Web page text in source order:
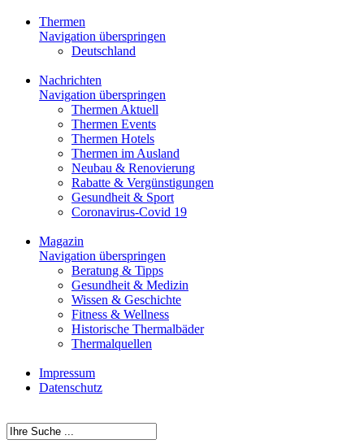
Thermen
Navigation überspringen
Deutschland
Nachrichten
Navigation überspringen
Thermen Aktuell
Thermen Events
Thermen Hotels
Thermen im Ausland
Neubau & Renovierung
Rabatte & Vergünstigungen
Gesundheit & Sport
Coronavirus-Covid 19
Magazin
Navigation überspringen
Beratung & Tipps
Gesundheit & Medizin
Wissen & Geschichte
Fitness & Wellness
Historische Thermalbäder
Thermalquellen
Impressum
Datenschutz